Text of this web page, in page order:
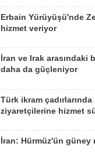
Erbain Yürüyüşü'nde
hizmet veriyor
İran ve Irak arasındaki
daha da güçleniyor
Türk ikram çadırlarında
ziyaretçilerine hizmet
İran: Hürmüz'ün güney